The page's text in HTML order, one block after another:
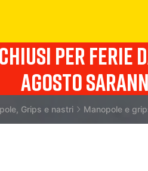
per ferie
agosto
Grips e nastri Manopole e